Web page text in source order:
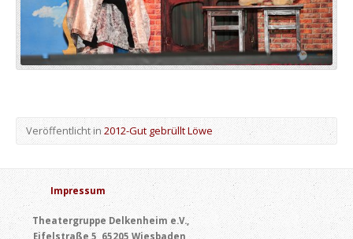
Veröffentlicht in2012-Gut gebrüllt Löwe
Impressum
Theatergruppe Delkenheim e.V.,
Eifelstraße 5, 65205 Wiesbaden,